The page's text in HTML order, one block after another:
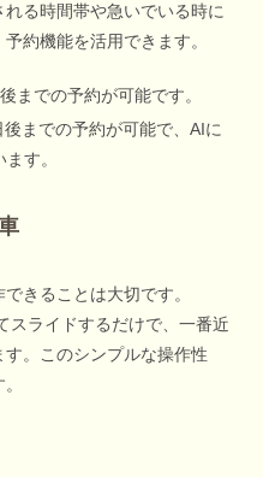
る時間帯や急いでいる時に
約機能を活用できます。
までの予約が可能です。
までの予約が可能で、AIに
す。
きることは大切です。
スライドするだけで、一番近
。このシンプルな操作性